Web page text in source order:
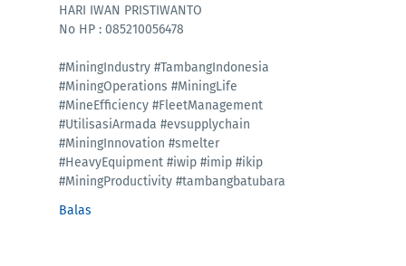
HARI IWAN PRISTIWANTO
No HP : 085210056478
#MiningIndustry #TambangIndonesia
#MiningOperations #MiningLife
#MineEfficiency #FleetManagement
#UtilisasiArmada #evsupplychain
#MiningInnovation #smelter
#HeavyEquipment #iwip #imip #ikip
#MiningProductivity #tambangbatubara
Balas